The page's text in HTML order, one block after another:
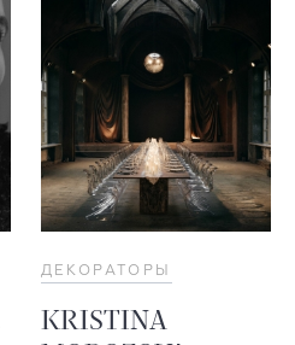
ДЕКОРАТОРЫ
KRISTINA